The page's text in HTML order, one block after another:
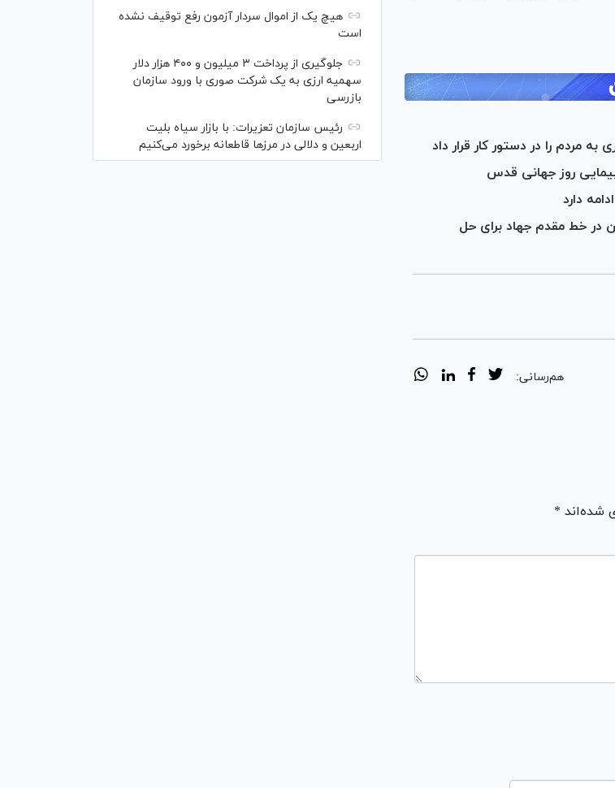
مردم را در دستور کار قرار داد
روز جهانی قدس
دارد
در خط مقدم جهاد برای حل
هم‌رسانی:
شده‌اند *
هیچ یک از اموال سردار آزمون رفع توقیف نشده
است
جلوگیری از پرداخت ۳ میلیون و ۴۰۰ هزار دلار
سهمیه ارزی به یک شرکت صوری با ورود سازمان
بازرسی
رئیس سازمان تعزیرات: با بازار سیاه بلیت
اربعین و دلالی در مرز‌ها قاطعانه برخورد می‌کنیم